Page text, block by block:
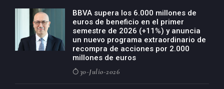
BBVA supera los 6.000 millones de
euros de beneficio en el primer
semestre de 2026 (+11%) y anuncia
un nuevo programa extraordinario de
recompra de acciones por 2.000
millones de euros
30-Julio-2026